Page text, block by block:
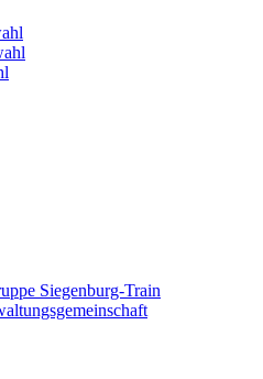
Siegenburg-Train